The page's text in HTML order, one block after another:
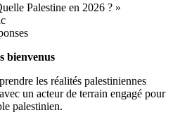
Palestine en 2026 ? »
bienvenus
les réalités palestiniennes
un acteur de terrain engagé pour
palestinien.